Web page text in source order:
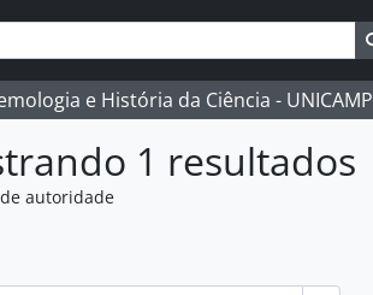
e História da Ciência - UNICAMP
1 resultados
autoridade